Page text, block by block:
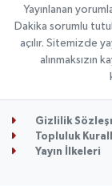
Yayınlanan
Dakika sorumlu
açılır. Sitemizde
alınmaksızın
Gizlilik
Topluluk
Yayın İlkeleri